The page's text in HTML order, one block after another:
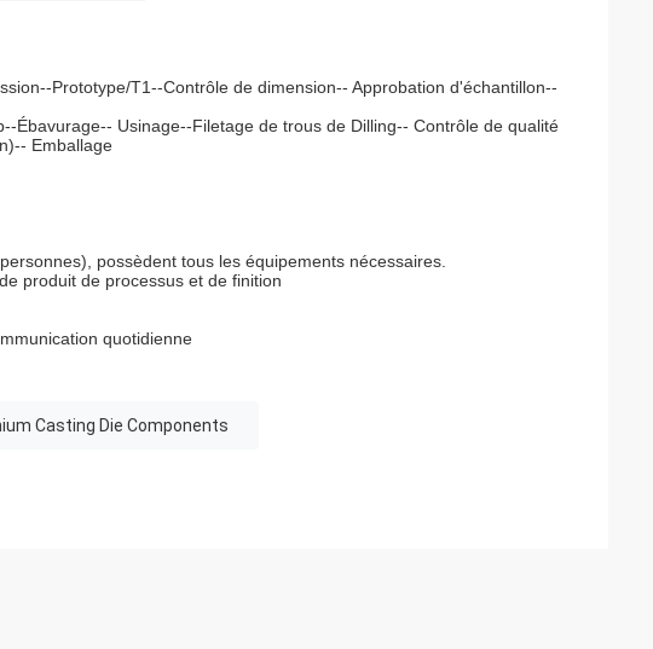
Prototype/T1--Contrôle de dimension-- Approbation d'échantillon--
Ébavurage-- Usinage--Filetage de trous de Dilling-- Contrôle de qualité
Emballage
possèdent tous les équipements nécessaires.
produit de processus et de finition
quotidienne
Casting Die Components